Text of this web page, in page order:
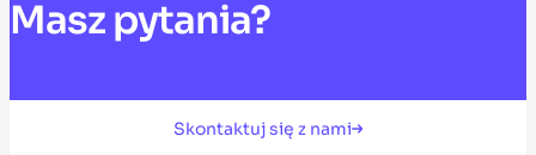
Masz pytania?
Skontaktuj się z nami